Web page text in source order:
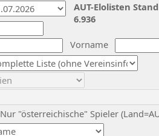
Vorname
Nur "österreichische" Spieler
AUT-Elolisten
6.936